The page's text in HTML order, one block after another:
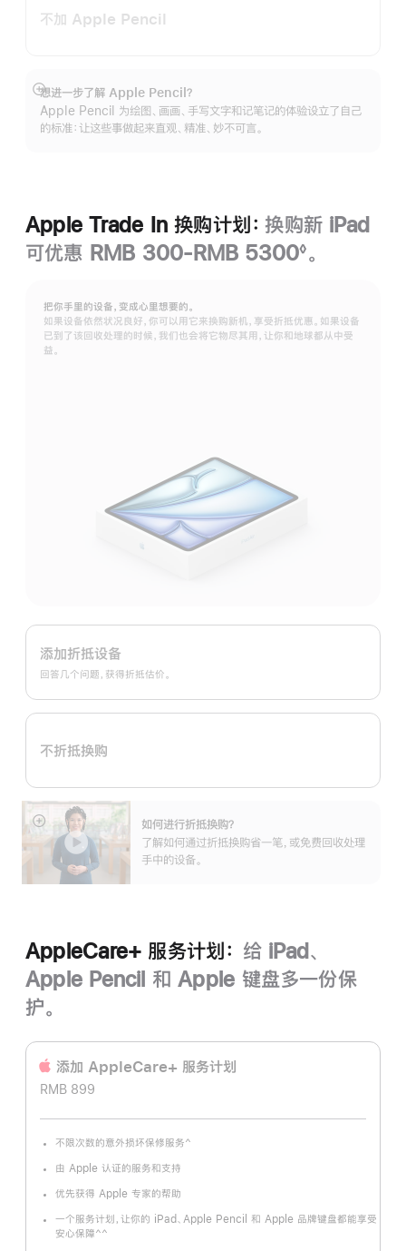
不加 Apple Pencil
想进一步了解 Apple Pencil？
Apple Pencil 为绘图、画画、手写文字和记笔记的体验设立了自己
的标准：让这些事做起来直观、精准、妙不可言。
展
开
Apple Trade In 换购计划： 换购新 iPad
可优惠 RMB 300-RMB 5300◊ 。
把你手里的设备，变成心里想要的。
如果设备依然状况良好，你可以用它来换购新机，享受折抵优惠。如果设备
已到了该回收处理的时候，我们也会将它物尽其用，让你和地球都从中受
益。
Apple
Trade
换
购
划：
添加折抵设备
回答几个问题，获得折抵估价。
不折抵换购
如何进行折抵换购？
了解如何通过折抵换购省一笔，或免费回收处理
手中的设备。
展
AppleCare+ 服务计划： 给 iPad、
Apple Pencil 和 Apple 键盘多一份保
护。
添加 AppleCare+ 服务计‍划
RMB 899
不限次数的意外损坏保修服务
注
^
由 Apple 认证的服务和支持
优先获得 Apple 专家的帮助
一个服务计划，让你的 iPad、Apple Pencil 和 Apple 品牌键盘都能享受
安心保障^^